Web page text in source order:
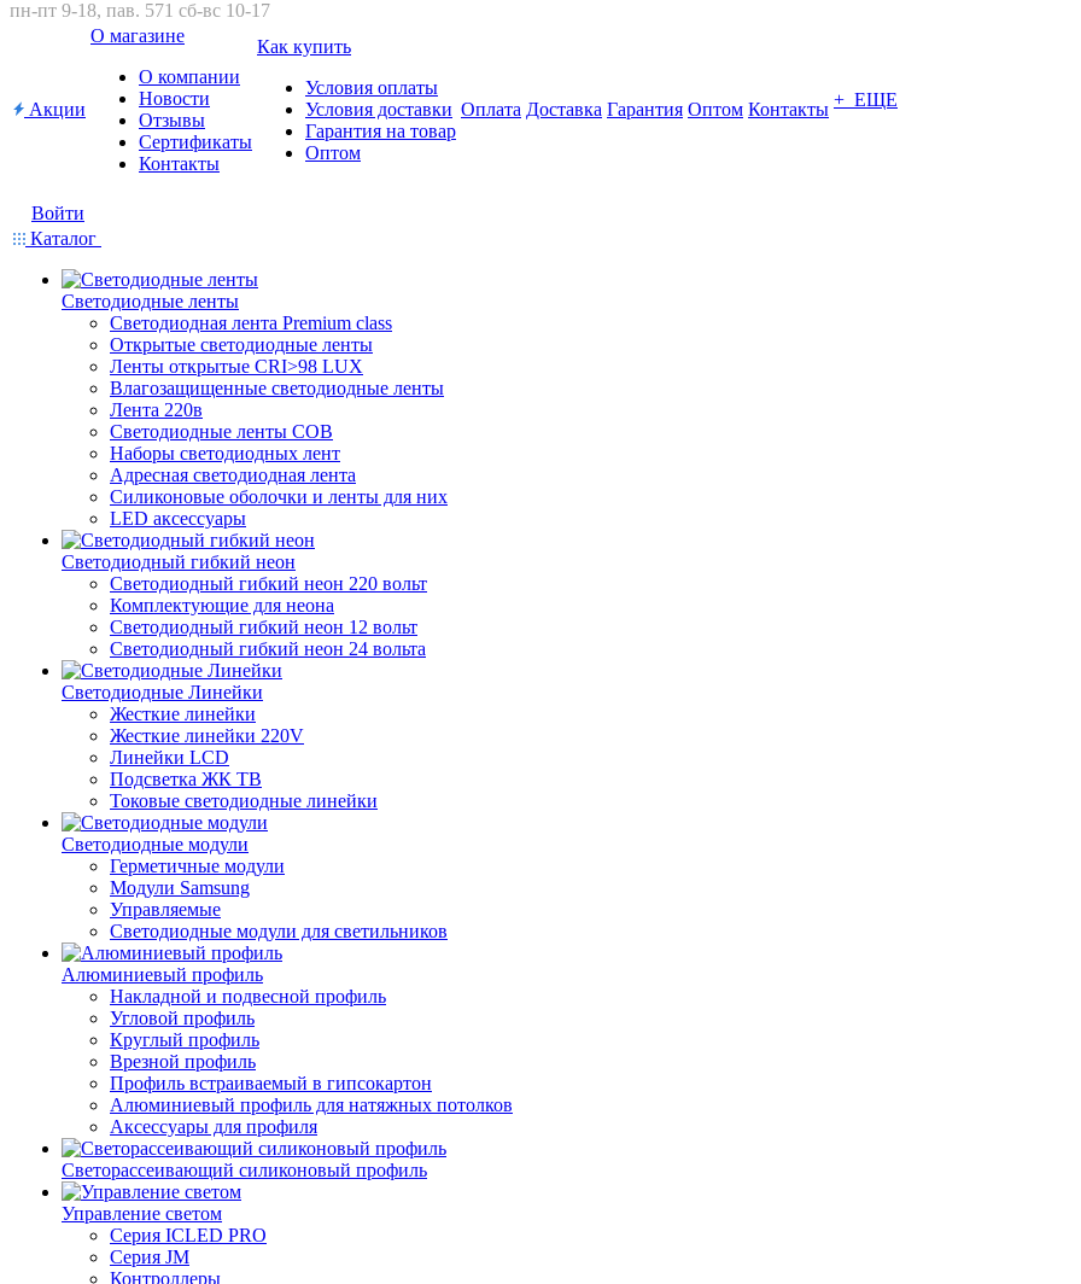
пн-пт 9-18, пав. 571 сб-вс 10-17
Акции
О магазине
О компании
Новости
Отзывы
Сертификаты
Контакты
Как купить
Условия оплаты
Условия доставки
Гарантия на товар
Оптом
Оплата Доставка Гарантия Оптом Контакты + ЕЩЕ
Войти
Каталог
Светодиодные ленты
Светодиодная лента Premium class
Открытые светодиодные ленты
Ленты открытые CRI>98 LUX
Влагозащищенные светодиодные ленты
Лента 220в
Светодиодные ленты COB
Наборы светодиодных лент
Адресная светодиодная лента
Силиконовые оболочки и ленты для них
LED аксессуары
Светодиодный гибкий неон
Светодиодный гибкий неон 220 вольт
Комплектующие для неона
Светодиодный гибкий неон 12 вольт
Светодиодный гибкий неон 24 вольта
Светодиодные Линейки
Жесткие линейки
Жесткие линейки 220V
Линейки LCD
Подсветка ЖК ТВ
Токовые светодиодные линейки
Светодиодные модули
Герметичные модули
Модули Samsung
Управляемые
Светодиодные модули для светильников
Алюминиевый профиль
Накладной и подвесной профиль
Угловой профиль
Круглый профиль
Врезной профиль
Профиль встраиваемый в гипсокартон
Алюминиевый профиль для натяжных потолков
Аксессуары для профиля
Светорассеивающий силиконовый профиль
Управление светом
Серия ICLED PRO
Серия JM
Контроллеры